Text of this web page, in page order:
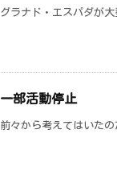
グラナド・エスパダが
一部活動停止
前々から考えてはいた